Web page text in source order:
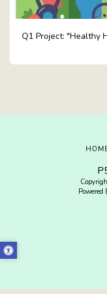
Q1 Project: "Healthy
Powered